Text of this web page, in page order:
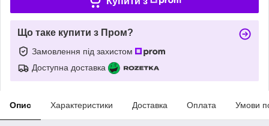
Що таке купити з Пром?
Замовлення під захистом
Доступна доставка
Опис Характеристики Доставка Оплата Умови